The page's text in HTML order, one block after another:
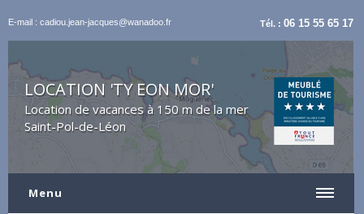
E-mail : cadiou.jean-jacques@wanadoo.fr Tél. :06 15 55 65 17
LOCATION 'TY EON MOR'
Location de vacances à 150 m de la mer
Saint-Pol-de-Léon
Menu